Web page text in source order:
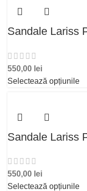
Sandale Lariss
550,00 lei
Selectează opțiunile
Sandale Lariss
550,00 lei
Selectează opțiunile